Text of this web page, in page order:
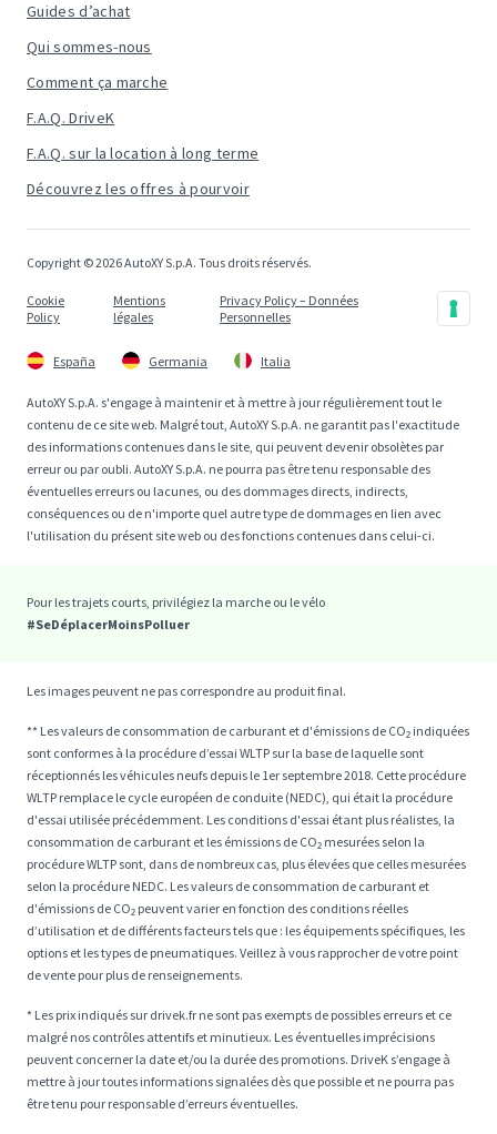
Guides d’achat
Qui sommes-nous
Comment ça marche
F.A.Q. DriveK
F.A.Q. sur la location à long terme
Découvrez les offres à pourvoir
Copyright © 2026 AutoXY S.p.A. Tous droits réservés.
Cookie
Policy
Mentions
légales
Privacy Policy – Données
Personnelles
España Germania Italia
AutoXY S.p.A. s'engage à maintenir et à mettre à jour régulièrement tout le
contenu de ce site web. Malgré tout, AutoXY S.p.A. ne garantit pas l'exactitude
des informations contenues dans le site, qui peuvent devenir obsolètes par
erreur ou par oubli. AutoXY S.p.A. ne pourra pas être tenu responsable des
éventuelles erreurs ou lacunes, ou des dommages directs, indirects,
conséquences ou de n'importe quel autre type de dommages en lien avec
l'utilisation du présent site web ou des fonctions contenues dans celui-ci.
Pour les trajets courts, privilégiez la marche ou le vélo
#SeDéplacerMoinsPolluer
Les images peuvent ne pas correspondre au produit final.
** Les valeurs de consommation de carburant et d'émissions de CO₂ indiquées
sont conformes à la procédure d’essai WLTP sur la base de laquelle sont
réceptionnés les véhicules neufs depuis le 1er septembre 2018. Cette procédure
WLTP remplace le cycle européen de conduite (NEDC), qui était la procédure
d'essai utilisée précédemment. Les conditions d'essai étant plus réalistes, la
consommation de carburant et les émissions de CO₂ mesurées selon la
procédure WLTP sont, dans de nombreux cas, plus élevées que celles mesurées
selon la procédure NEDC. Les valeurs de consommation de carburant et
d'émissions de CO₂ peuvent varier en fonction des conditions réelles
d’utilisation et de différents facteurs tels que : les équipements spécifiques, les
options et les types de pneumatiques. Veillez à vous rapprocher de votre point
de vente pour plus de renseignements.
* Les prix indiqués sur drivek.fr ne sont pas exempts de possibles erreurs et ce
malgré nos contrôles attentifs et minutieux. Les éventuelles imprécisions
peuvent concerner la date et/ou la durée des promotions. DriveK s’engage à
mettre à jour toutes informations signalées dès que possible et ne pourra pas
être tenu pour responsable d’erreurs éventuelles.